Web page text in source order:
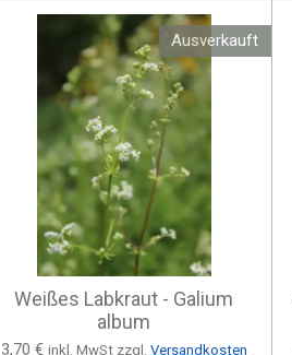
Ausverkauft
Weißes Labkraut - Galium
album
3,70 € inkl. MwSt zzgl. Versandkosten